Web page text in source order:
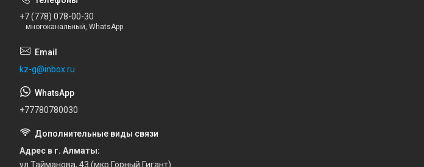
+7 (778) 078-00-30
многоканальный, WhatsApp
kz-g@inbox.ru
+77780780030
Адрес в г. Алматы
ул.Тайманова, 43 (мкр Горный Гигант)